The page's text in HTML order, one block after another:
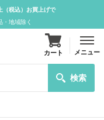
（税込）お買上げで
地域除く
検索
カート メニュー